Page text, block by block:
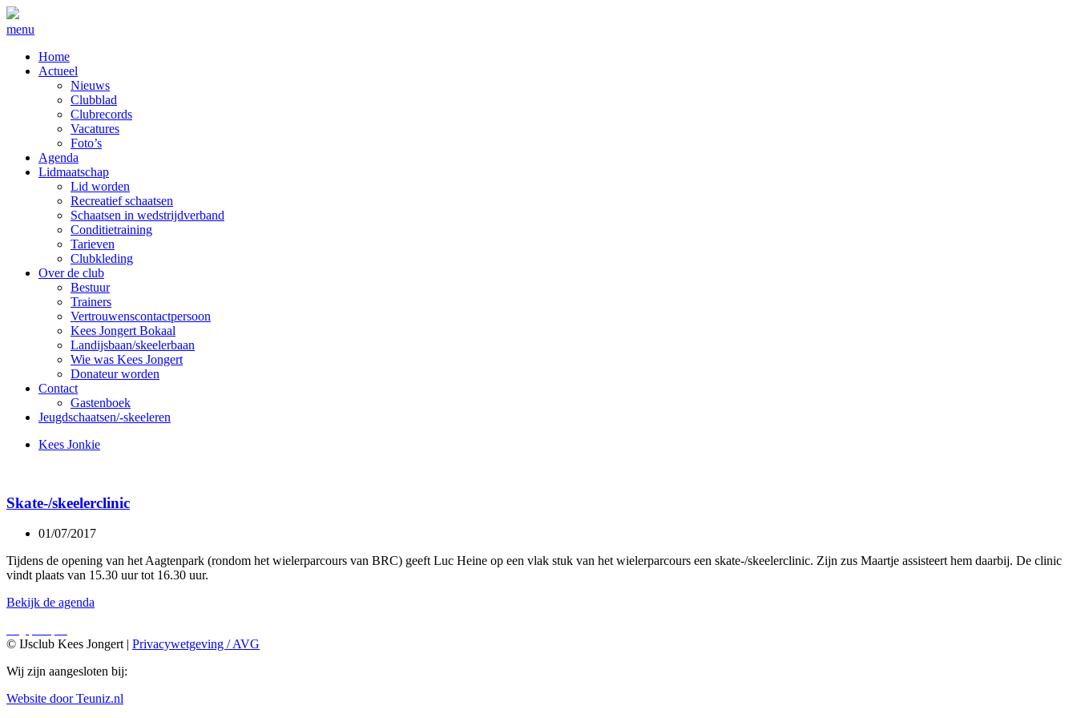
menu
Home
Actueel
Nieuws
Clubblad
Clubrecords
Vacatures
Foto’s
Agenda
Lidmaatschap
Lid worden
Recreatief schaatsen
Schaatsen in wedstrijdverband
Conditietraining
Tarieven
Clubkleding
Over de club
Bestuur
Trainers
Vertrouwenscontactpersoon
Kees Jongert Bokaal
Landijsbaan/skeelerbaan
Wie was Kees Jongert
Donateur worden
Contact
Gastenboek
Jeugdschaatsen/-skeeleren
Kees Jonkie
Skate-/skeelerclinic
01/07/2017
Tijdens de opening van het Aagtenpark (rondom het wielerparcours van BRC) geeft Luc Heine op een vlak stuk van het wielerparcours een skate-/skeelerclinic. Zijn zus Maartje assisteert hem daarbij. De clinic
vindt plaats van 15.30 uur tot 16.30 uur.
Bekijk de agenda
© IJsclub Kees Jongert | Privacywetgeving / AVG
Wij zijn aangesloten bij:
Website door Teuniz.nl